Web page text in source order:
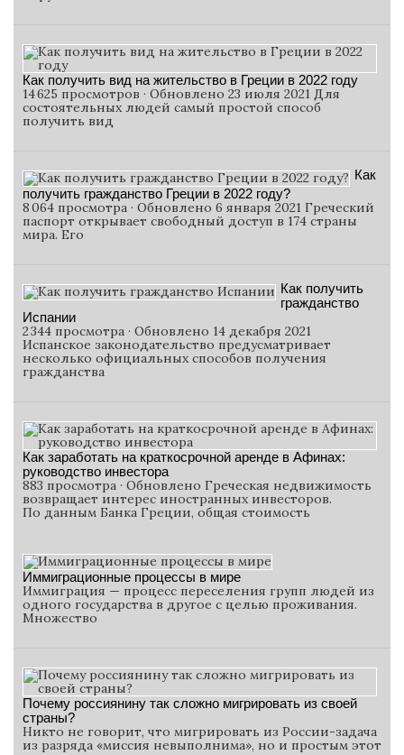
Как получить вид на жительство в Греции в 2022 году
14 625 просмотров · Обновлено 23 июля 2021 Для
состоятельных людей самый простой способ
получить вид
Как
получить гражданство Греции в 2022 году?
8 064 просмотра · Обновлено 6 января 2021 Греческий
паспорт открывает свободный доступ в 174 страны
мира. Его
Как получить
гражданство
Испании
2 344 просмотра · Обновлено 14 декабря 2021
Испанское законодательство предусматривает
несколько официальных способов получения
гражданства
Как заработать на краткосрочной аренде в Афинах:
руководство инвестора
883 просмотра · Обновлено Греческая недвижимость
возвращает интерес иностранных инвесторов.
По данным Банка Греции, общая стоимость
Иммиграционные процессы в мире
Иммиграция — процесс переселения групп людей из
одного государства в другое с целью проживания.
Множество
Почему россиянину так сложно мигрировать из своей
страны?
Никто не говорит, что мигрировать из России-задача
из разряда «миссия невыполнима», но и простым этот